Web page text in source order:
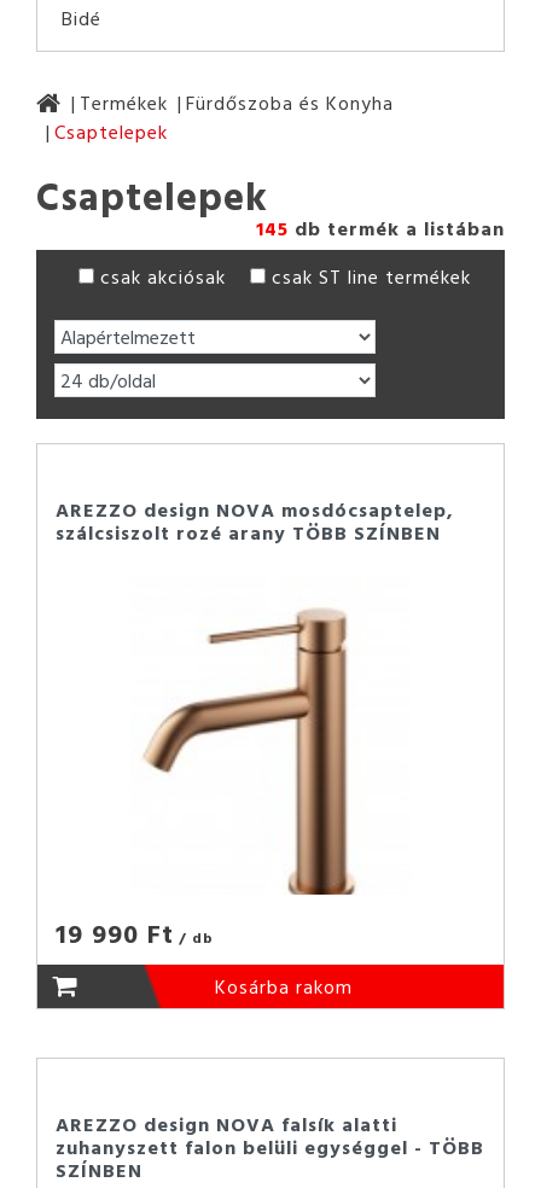
Bidé
Termékek
Fürdőszoba és Konyha
Csaptelepek
Csaptelepek
145 db termék a listában
csak akciósak
csak ST line termékek
AREZZO design NOVA mosdócsaptelep,
szálcsiszolt rozé arany TÖBB SZÍNBEN
19 990 Ft / db
Kosárba rakom
AREZZO design NOVA falsík alatti
zuhanyszett falon belüli egységgel - TÖBB
SZÍNBEN